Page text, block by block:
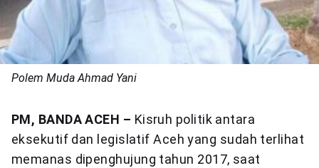
Polem Muda Ahmad Yani
PM, BANDA ACEH – Kisruh politik antara
eksekutif dan legislatif Aceh yang sudah terlihat
memanas dipenghujung tahun 2017, saat